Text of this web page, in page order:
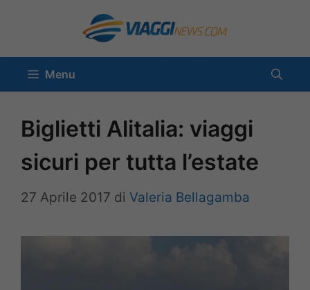
contenuto
Menu
Biglietti Alitalia: viaggi
sicuri per tutta l’estate
27 Aprile 2017 di Valeria Bellagamba